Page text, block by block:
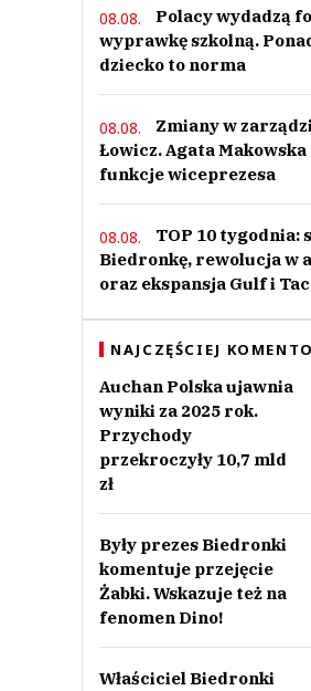
08.08.
Polacy wydadzą
wyprawkę szkolną.
dziecko to norma
08.08.
Zmiany w
Łowicz. Agata Makowska
funkcje wiceprezesa
08.08.
TOP 10 tygodnia:
Biedronkę, rewolucja w
oraz ekspansja Gulf i
NAJCZĘŚCIEJ
Auchan Polska ujawnia
wyniki za 2025 rok.
Przychody
przekroczyły 10,7 mld
zł
Były prezes Biedronki
komentuje przejęcie
Żabki. Wskazuje też na
fenomen Dino!
Właściciel Biedronki